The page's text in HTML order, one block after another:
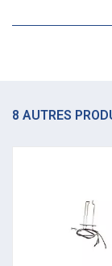
8 AUTRES